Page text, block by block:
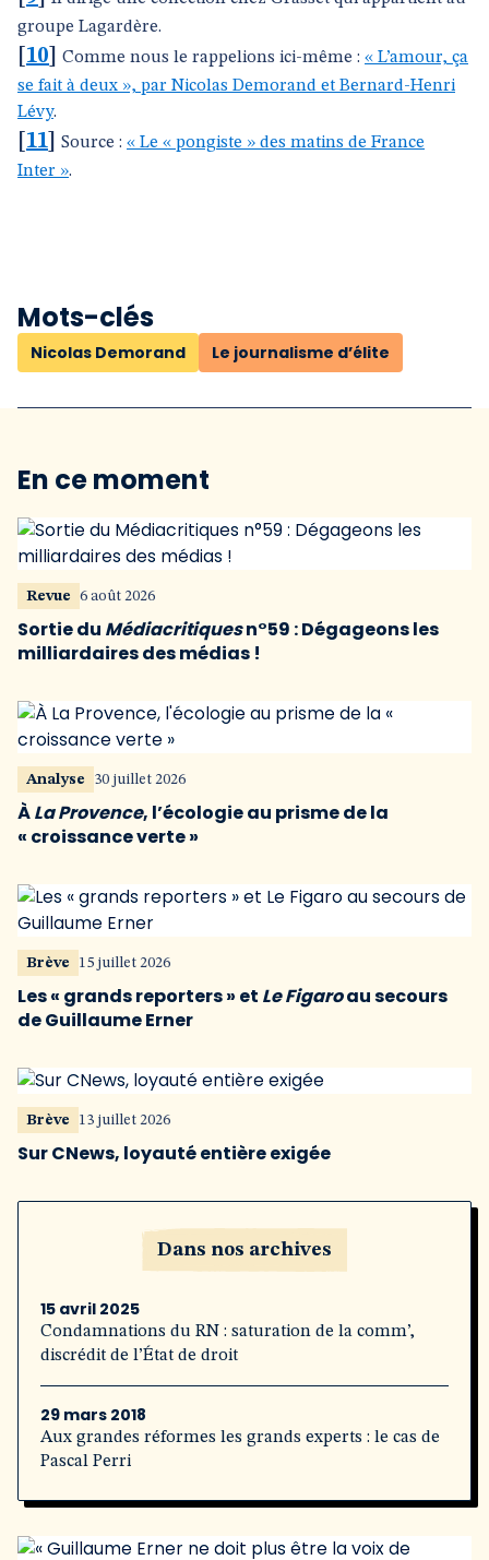
groupe Lagardère.
10 Comme nous le rappelions ici-même : « L’amour, ça
se fait à deux », par Nicolas Demorand et Bernard-Henri
Lévy.
11 Source : « Le « pongiste » des matins de France
Inter ».
Mots-clés
Nicolas Demorand Le journalisme d’élite
En ce moment
Revue 6 août 2026
Sortie du Médiacritiquesn°59 : Dégageons les
milliardaires des médias !
Analyse 30 juillet 2026
ÀLa Provence, l’écologie au prisme de la
« croissance verte »
Brève 15 juillet 2026
Les « grands reporters » et Le Figaroau secours
de Guillaume Erner
Brève 13 juillet 2026
Sur CNews, loyauté entière exigée
Dans nos archives
15 avril 2025
Condamnations du RN : saturation de la comm’,
discrédit de l’État de droit
29 mars 2018
Aux grandes réformes les grands experts : le cas de
Pascal Perri